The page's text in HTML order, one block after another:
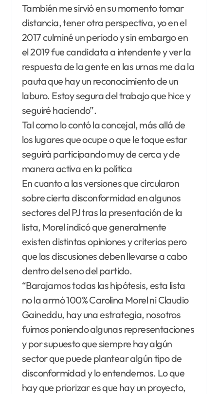
También me sirvió en su momento tomar
distancia, tener otra perspectiva, yo en el
2017 culminé un periodo y sin embargo en
el 2019 fue candidata a intendente y ver la
respuesta de la gente en las urnas me da la
pauta que hay un reconocimiento de un
laburo. Estoy segura del trabajo que hice y
seguiré haciendo”.
Tal como lo contó la concejal, más allá de
los lugares que ocupe o que le toque estar
seguirá participando muy de cerca y de
manera activa en la política
En cuanto a las versiones que circularon
sobre cierta disconformidad en algunos
sectores del PJ tras la presentación de la
lista, Morel indicó que generalmente
existen distintas opiniones y criterios pero
que las discusiones deben llevarse a cabo
dentro del seno del partido.
“Barajamos todas las hipótesis, esta lista
no la armó 100% Carolina Morel ni Claudio
Gaineddu, hay una estrategia, nosotros
fuimos poniendo algunas representaciones
y por supuesto que siempre hay algún
sector que puede plantear algún tipo de
disconformidad y lo entendemos. Lo que
hay que priorizar es que hay un proyecto,